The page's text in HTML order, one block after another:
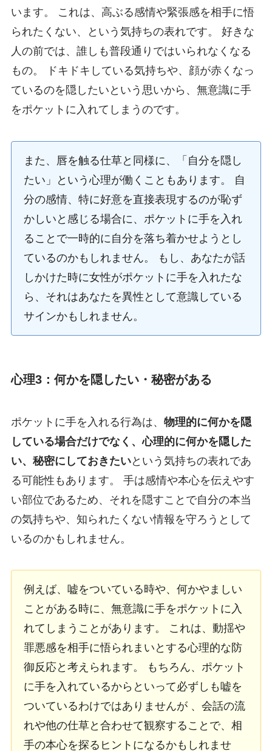
います。 これは、高ぶる感情や緊張感を相手に悟
られたくない、という気持ちの表れです。 好きな
人の前では、誰しも普段通りではいられなくなる
もの。 ドキドキしている気持ちや、顔が赤くなっ
ているのを隠したいという思いから、無意識に手
をポケットに入れてしまうのです。
また、唇を触る仕草と同様に、「自分を隠し
たい」という心理が働くこともあります。 自
分の感情、特に好意を直接表現するのが恥ず
かしいと感じる場合に、ポケットに手を入れ
ることで一時的に自分を落ち着かせようとし
ているのかもしれません。 もし、あなたが話
しかけた時に女性がポケットに手を入れたな
ら、それはあなたを異性として意識している
サインかもしれません。
心理3：何かを隠したい・秘密がある
ポケットに手を入れる行為は、 物理的に何かを隠
している場合だけでなく、心理的に何かを隠した
い、秘密にしておきたいという気持ちの表れであ
る可能性もあります。 手は感情や本心を伝えやす
い部位であるため、それを隠すことで自分の本当
の気持ちや、知られたくない情報を守ろうとして
いるのかもしれません。
例えば、嘘をついている時や、何かやましい
ことがある時に、無意識に手をポケットに入
れてしまうことがあります。 これは、動揺や
罪悪感を相手に悟られまいとする心理的な防
御反応と考えられます。 もちろん、ポケット
に手を入れているからといって必ずしも嘘を
ついているわけではありませんが 、会話の流
れや他の仕草と合わせて観察することで、相
手の本心を探るヒントになるかもしれませ